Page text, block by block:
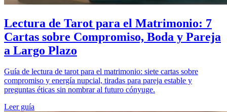
Lectura de Tarot para el Matrimonio: 7
Cartas sobre Compromiso, Boda y Pareja
a Largo Plazo
Guía de lectura de tarot para el matrimonio: siete cartas sobre
compromiso y energía nupcial, tiradas para pareja estable y
preguntas éticas sin nombrar al futuro cónyuge.
Leer guía